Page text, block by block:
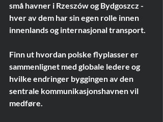
små havner i Rzeszów og Bydgoszcz -
hver av dem har sin egen rolle innen
innenlands og internasjonal transport.
Finn ut hvordan polske flyplasser er
sammenlignet med globale ledere og
hvilke endringer byggingen av den
sentrale kommunikasjonshavnen vil
medføre.